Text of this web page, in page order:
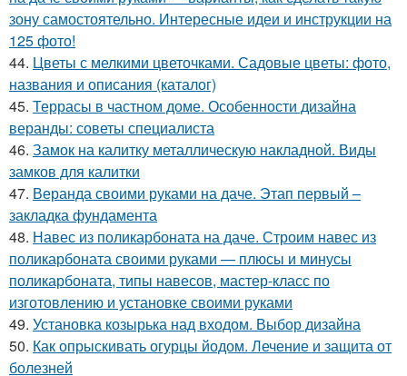
зону самостоятельно. Интересные идеи и инструкции на
125 фото!
44. Цветы с мелкими цветочками. Садовые цветы: фото,
названия и описания (каталог)
45. Террасы в частном доме. Особенности дизайна
веранды: советы специалиста
46. Замок на калитку металлическую накладной. Виды
замков для калитки
47. Веранда своими руками на даче. Этап первый –
закладка фундамента
48. Навес из поликарбоната на даче. Строим навес из
поликарбоната своими руками — плюсы и минусы
поликарбоната, типы навесов, мастер-класс по
изготовлению и установке своими руками
49. Установка козырька над входом. Выбор дизайна
50. Как опрыскивать огурцы йодом. Лечение и защита от
болезней